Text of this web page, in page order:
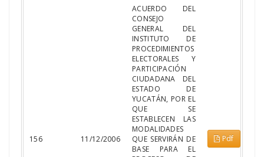
156 11/12/2006
ACUERDO DEL
CONSEJO
GENERAL DEL
INSTITUTO DE
PROCEDIMIENTOS
ELECTORALES Y
PARTICIPACIÓN
CIUDADANA DEL
ESTADO DE
YUCATÁN, POR EL
QUE SE
ESTABLECEN LAS
MODALIDADES
QUE SERVIRÁN DE
BASE PARA EL
Pdf